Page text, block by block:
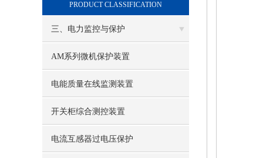
PRODUCT CLASSIFICATION
三、电力监控与保护
AM系列微机保护装置
电能质量在线监测装置
开关柜综合测控装置
电流互感器过电压保护